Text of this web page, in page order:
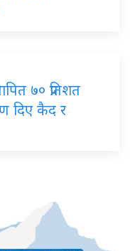
७० प्रतिशत
दिए कैद र